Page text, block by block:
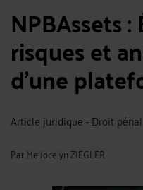
NPBAssets
risques et
d'une
Article juridique - Droit pénal
ParMe Jocelyn ZIEGLER